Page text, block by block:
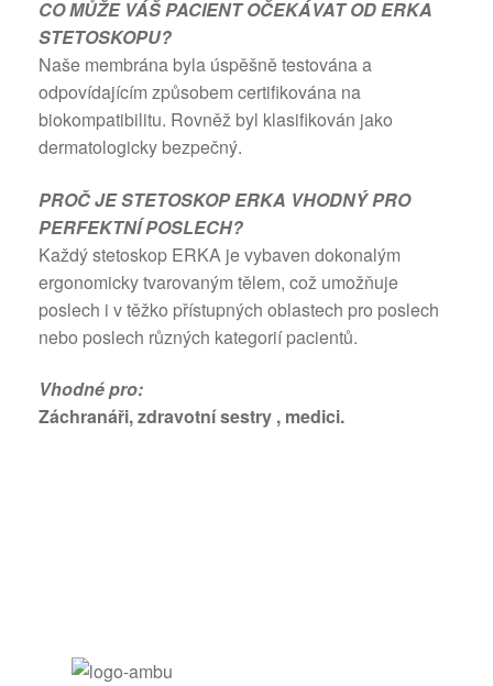
CO MŮŽE VÁŠ PACIENT OČEKÁVAT OD ERKA
STETOSKOPU?
Naše membrána byla úspěšně testována a
odpovídajícím způsobem certifikována na
biokompatibilitu. Rovněž byl klasifikován jako
dermatologicky bezpečný.
PROČ JE STETOSKOP ERKA VHODNÝ PRO
PERFEKTNÍ POSLECH?
Každý stetoskop ERKA je vybaven dokonalým
ergonomicky tvarovaným tělem, což umožňuje
poslech i v těžko přístupných oblastech pro poslech
nebo poslech různých kategorií pacientů.
Vhodné pro:
Záchranáři, zdravotní sestry , medici.